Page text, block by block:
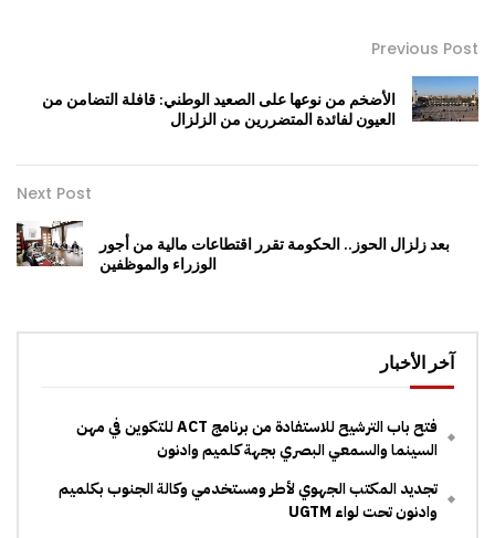
Previous Post
الأضخم من نوعها على الصعيد الوطني: قافلة التضامن من
العيون لفائدة المتضررين من الزلزال
Next Post
بعد زلزال الحوز.. الحكومة تقرر اقتطاعات مالية من أجور
الوزراء والموظفين
آخر الأخبار
فتح باب الترشيح للاستفادة من برنامج ACT للتكوين في مهن
السينما والسمعي البصري بجهة كلميم وادنون
تجديد المكتب الجهوي لأطر ومستخدمي وكالة الجنوب بكلميم
وادنون تحت لواء UGTM